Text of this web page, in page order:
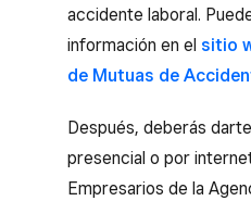
accidente laboral.
información en el sitio
de Mutuas de
Después, deberás
presencial o por
Empresarios de la